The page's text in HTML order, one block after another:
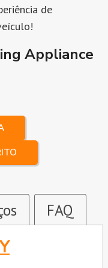
de
Appliance
FAQ